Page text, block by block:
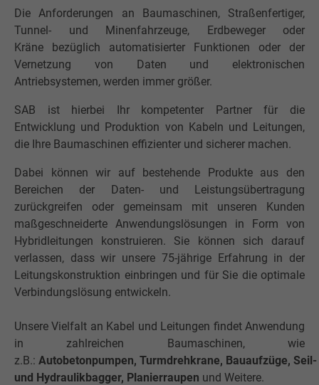
Die Anforderungen an Baumaschinen, Straßenfertiger,
Tunnel- und Minenfahrzeuge, Erdbeweger oder
Kräne bezüglich automatisierter Funktionen oder der
Vernetzung von Daten und elektronischen
Antriebsystemen, werden immer größer.
SAB ist hierbei Ihr kompetenter Partner für die
Entwicklung und Produktion von Kabeln und Leitungen,
die Ihre Baumaschinen effizienter und sicherer machen.
Dabei können wir auf bestehende Produkte aus den
Bereichen der Daten- und Leistungsübertragung
zurückgreifen oder gemeinsam mit unseren Kunden
maßgeschneiderte Anwendungslösungen in Form von
Hybridleitungen konstruieren. Sie können sich darauf
verlassen, dass wir unsere 75-jährige Erfahrung in der
Leitungskonstruktion einbringen und für Sie die optimale
Verbindungslösung entwickeln.
Unsere Vielfalt an Kabel und Leitungen findet Anwendung
in zahlreichen Baumaschinen, wie
z.B.: Autobetonpumpen, Turmdrehkrane, Bauaufzüge, Seil-
und Hydraulikbagger, Planierraupen und Weitere.